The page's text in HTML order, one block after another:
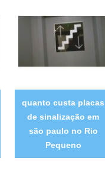
quanto custa placas
de sinalização em
são paulo no Rio
Pequeno